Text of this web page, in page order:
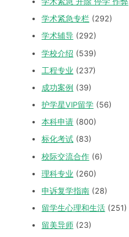
学术紧急专栏 (292)
学术辅导 (292)
学校介绍 (539)
工程专业 (237)
成功案例 (39)
护学星VIP留学 (56)
本科申请 (800)
标化考试 (83)
校际交流合作 (6)
理科专业 (260)
申诉复学指南 (28)
留学生心理和生活 (251)
留美导师 (23)